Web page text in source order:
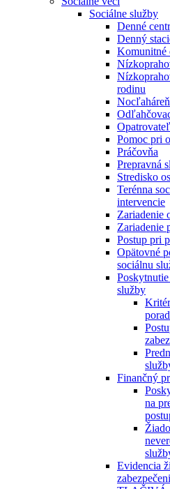
Sociálne služby
Denné
Denný
Komunitné
rodinu
Nocľaháreň
Pomoc pri
Práčovňa
Prepravná
Stredisko
Terénna
intervencie
Zariadenie
Zariadenie
Postup pri
Opätovné
sociálnu
služby
Finančný
na
Evidencia